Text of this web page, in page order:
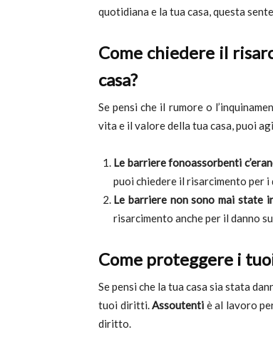
quotidiana e la tua casa, questa
Come chiedere il
casa?
Se pensi che il rumore o
vita e il valore della tua casa, puoi
Le barriere fonoassorbenti
puoi chiedere il risarcimento per i
Le barriere non sono mai state
risarcimento anche per il danno
Come proteggere i
Se pensi che la tua casa sia stata
tuoi diritti.Assoutenti è al lavoro
diritto.